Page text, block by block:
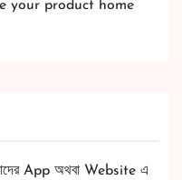
your product home
App অথবা Website এ